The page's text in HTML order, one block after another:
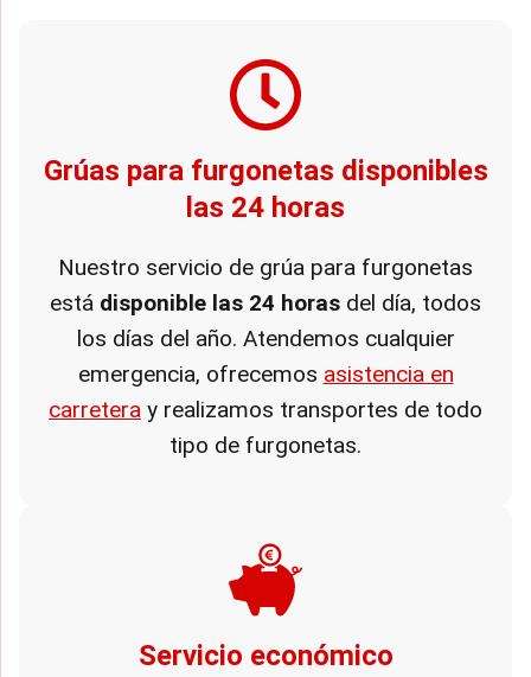
Grúas para furgonetas disponibles
las 24 horas
Nuestro servicio de grúa para furgonetas
está disponible las 24 horas del día, todos
los días del año. Atendemos cualquier
emergencia, ofrecemos asistencia en
carretera y realizamos transportes de todo
tipo de furgonetas.
Servicio económico